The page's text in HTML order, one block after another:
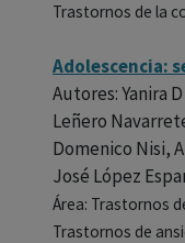
Trastornos de la
Adolescencia:
Autores: Yanira
Leñero
Domenico Nisi,
José López
Área: Trastornos
Trastornos de